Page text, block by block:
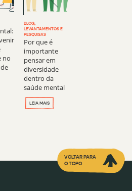
no
BLOG,
LEVANTAMENTOS E
PESQUISAS
Por que é
importante
pensar em
diversidade
dentro da
saúde mental
LEIA MAIS
VOLTAR PARA
O TOPO